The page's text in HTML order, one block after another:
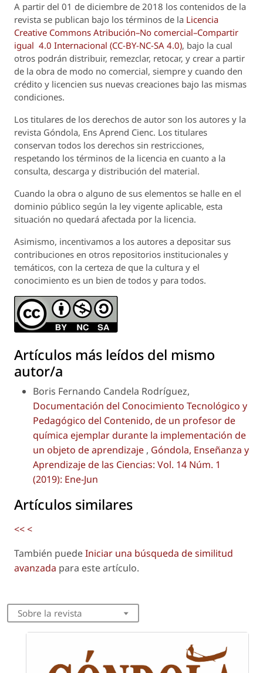
A partir del 01 de diciembre de 2018 los contenidos de la
revista se publican bajo los términos de la Licencia
Creative Commons Atribución–No comercial–Compartir
igual 4.0 Internacional (CC-BY-NC-SA 4.0), bajo la cual
otros podrán distribuir, remezclar, retocar, y crear a partir
de la obra de modo no comercial, siempre y cuando den
crédito y licencien sus nuevas creaciones bajo las mismas
condiciones.
Los titulares de los derechos de autor son los autores y la
revista Góndola, Ens Aprend Cienc. Los titulares
conservan todos los derechos sin restricciones,
respetando los términos de la licencia en cuanto a la
consulta, descarga y distribución del material.
Cuando la obra o alguno de sus elementos se halle en el
dominio público según la ley vigente aplicable, esta
situación no quedará afectada por la licencia.
Asimismo, incentivamos a los autores a depositar sus
contribuciones en otros repositorios institucionales y
temáticos, con la certeza de que la cultura y el
conocimiento es un bien de todos y para todos.
Artículos más leídos del mismo
autor/a
Boris Fernando Candela Rodríguez,
Documentación del Conocimiento Tecnológico y
Pedagógico del Contenido, de un profesor de
química ejemplar durante la implementación de
un objeto de aprendizaje , Góndola, Enseñanza y
Aprendizaje de las Ciencias: Vol. 14 Núm. 1
(2019): Ene-Jun
Artículos similares
<<<
También puedeIniciar una búsqueda de similitud
avanzada para este artículo.
Sobre la revista